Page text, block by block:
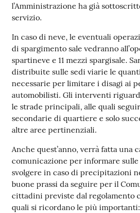
Tutti
argomenti...
Seguici
su
l’Amministrazione ha già
servizio.
In caso di neve, le eventuali
di spargimento sale vedranno
spartineve e 11 mezzi spargisale.
distribuite sulle sedi viarie le
necessarie per limitare i disagi ai
automobilisti. Gli interventi
le strade principali, alle quali
secondarie di quartiere e solo
altre aree pertinenziali.
Anche quest’anno, verrà fatta una
comunicazione per informare
svolgere in caso di precipitazioni
buone prassi da seguire per il
cittadini previste dal regolamento
quali si ricordano le più